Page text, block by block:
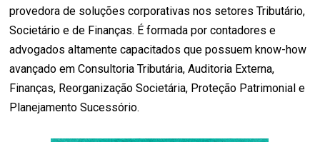
provedora de soluções corporativas nos setores Tributário,
Societário e de Finanças. É formada por contadores e
advogados altamente capacitados que possuem know-how
avançado em Consultoria Tributária, Auditoria Externa,
Finanças, Reorganização Societária, Proteção Patrimonial e
Planejamento Sucessório.